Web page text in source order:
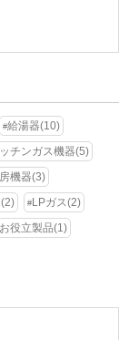
給湯器(10)
チンガス機器(5)
機器(3)
LPガス(2)
お役立製品(1)